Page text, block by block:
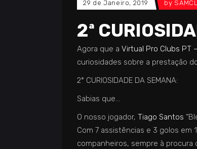
29 de Janeiro, 2019 by
2ª
Agora que a Virtual Pro Clubs PT
curiosidades sobre a prestação
2ª CURIOSIDADE DA SEMANA:
Sabias que…
O nosso jogador, Tiago Santos
Com 7 assistências e 3 golos
companheiros, sempre à